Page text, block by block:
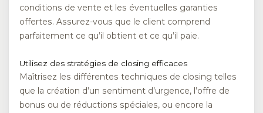
conditions de vente et les éventuelles garanties
offertes. Assurez-vous que le client comprend
parfaitement ce qu’il obtient et ce qu’il paie.
Utilisez des stratégies de closing efficaces
Maîtrisez les différentes techniques de closing telles
que la création d’un sentiment d’urgence, l’offre de
bonus ou de réductions spéciales, ou encore la